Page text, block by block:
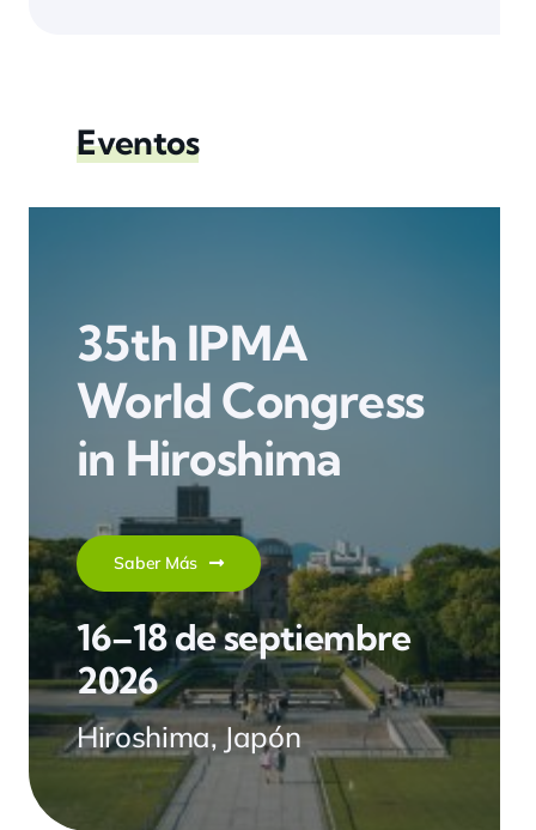
Eventos
35th IPMA
World Congress
in Hiroshima
Saber Más
16–18 de septiembre
2026
Hiroshima, Japón